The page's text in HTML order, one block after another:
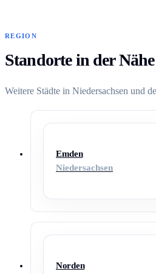
REGION
Standorte in der Nähe
Weitere Städte in Niedersachsen und
Emden
Niedersachsen
Norden